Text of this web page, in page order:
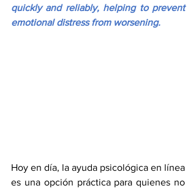
quickly and reliably, helping to prevent
emotional distress from worsening.
Hoy en día, la ayuda psicológica en línea
es una opción práctica para quienes no